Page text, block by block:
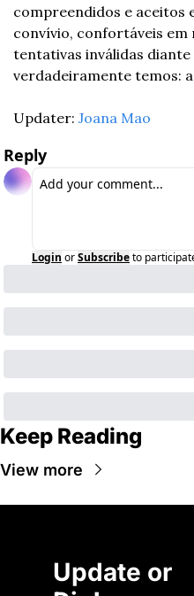
compreendidos e aceitos
convívio, confortáveis em
tentativas inválidas diante
verdadeiramente temos:
Updater: Joana Mao
Reply
Login orSubscribeto
Keep Reading
View more
Update or